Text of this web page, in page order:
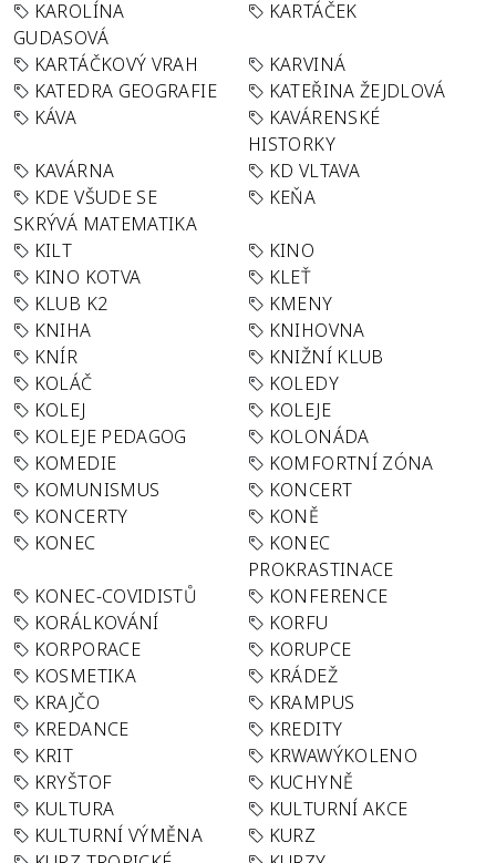
KAROLÍNA
GUDASOVÁ
KARTÁČEK
KARTÁČKOVÝ VRAH
KARVINÁ
KATEDRA GEOGRAFIE
KATEŘINA ŽEJDLOVÁ
KÁVA
KAVÁRENSKÉ
HISTORKY
KAVÁRNA
KD VLTAVA
KDE VŠUDE SE
SKRÝVÁ MATEMATIKA
KEŇA
KILT
KINO
KINO KOTVA
KLEŤ
KLUB K2
KMENY
KNIHA
KNIHOVNA
KNÍR
KNIŽNÍ KLUB
KOLÁČ
KOLEDY
KOLEJ
KOLEJE
KOLEJE PEDAGOG
KOLONÁDA
KOMEDIE
KOMFORTNÍ ZÓNA
KOMUNISMUS
KONCERT
KONCERTY
KONĚ
KONEC
KONEC
PROKRASTINACE
KONEC-COVIDISTŮ
KONFERENCE
KORÁLKOVÁNÍ
KORFU
KORPORACE
KORUPCE
KOSMETIKA
KRÁDEŽ
KRAJČO
KRAMPUS
KREDANCE
KREDITY
KRIT
KRWAWÝKOLENO
KRYŠTOF
KUCHYNĚ
KULTURA
KULTURNÍ AKCE
KULTURNÍ VÝMĚNA
KURZ